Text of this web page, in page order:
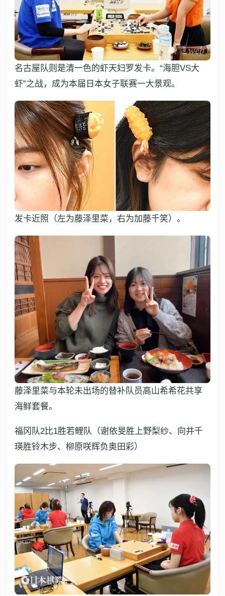
名古屋队则是清一色的虾天妇罗发卡。“海胆VS大
虾”之战，成为本届日本女子联赛一大景观。
发卡近照（左为藤泽里菜，右为加藤千笑）。
藤泽里菜与本轮未出场的替补队员高山希希花共享
海鲜套餐。
福冈队2比1胜若鲤队（谢依旻胜上野梨纱、向井千
瑛胜铃木步、柳原咲辉负奥田彩）